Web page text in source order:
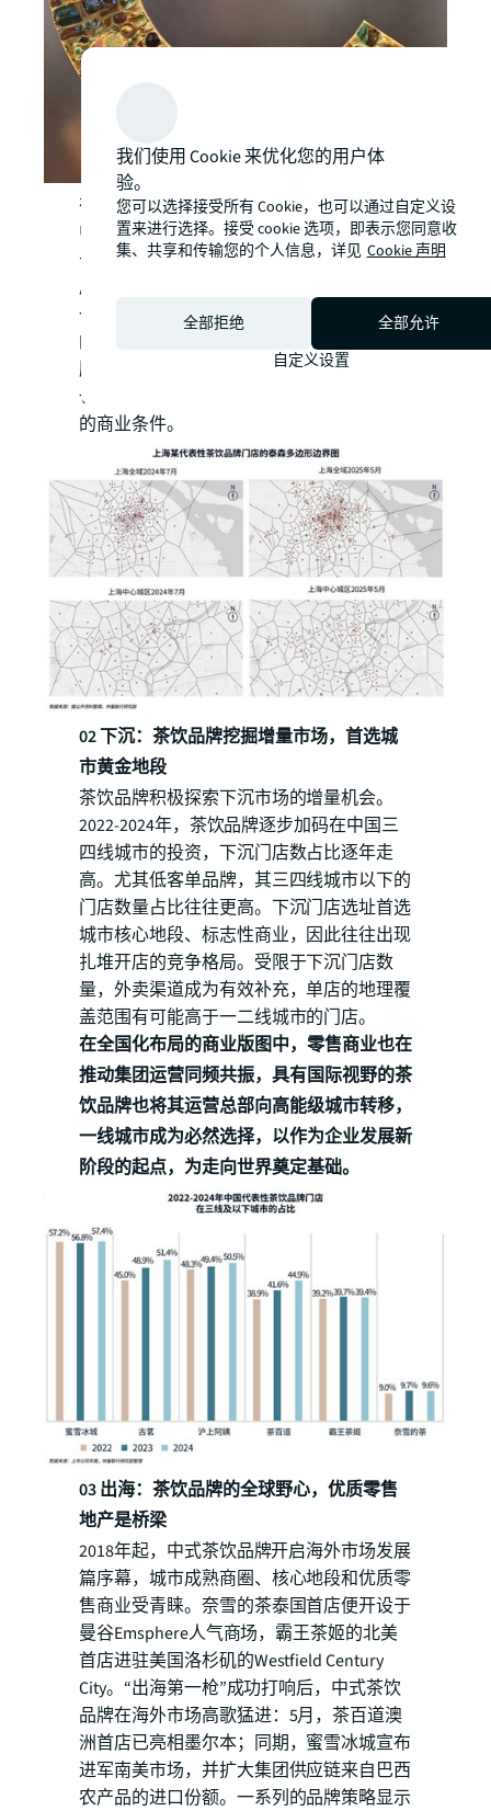
在零售物业选择上，高客单品牌仍首选购物
中心。城市首店、旗舰店、形象店普遍开设
于地标级商业体，主打品牌形象展示和社交
属性；外卖级门店则多见于社区商业和品质
一般的载体中。仲量联行观察到，茶饮品牌
的承租能力现阶段并不逊色于大众服饰品
牌，在商业运营方租金承压时，招商端往往
也乐意给予茶饮品牌更理想的铺位和更优惠
的商业条件。
02 下沉：茶饮品牌挖掘增量市场，首选城
市黄金地段
茶饮品牌积极探索下沉市场的增量机会。
2022-2024年，茶饮品牌逐步加码在中国三
四线城市的投资，下沉门店数占比逐年走
高。尤其低客单品牌，其三四线城市以下的
门店数量占比往往更高。下沉门店选址首选
城市核心地段、标志性商业，因此往往出现
扎堆开店的竞争格局。受限于下沉门店数
量，外卖渠道成为有效补充，单店的地理覆
盖范围有可能高于一二线城市的门店。
在全国化布局的商业版图中，零售商业也在
推动集团运营同频共振，具有国际视野的茶
饮品牌也将其运营总部向高能级城市转移，
一线城市成为必然选择，以作为企业发展新
阶段的起点，为走向世界奠定基础。
03 出海：茶饮品牌的全球野心，优质零售
地产是桥梁
2018年起，中式茶饮品牌开启海外市场发展
篇序幕，城市成熟商圈、核心地段和优质零
售商业受青睐。奈雪的茶泰国首店便开设于
曼谷Emsphere人气商场，霸王茶姬的北美
首店进驻美国洛杉矶的Westfield Century
City。“出海第一枪”成功打响后，中式茶饮
品牌在海外市场高歌猛进：5月，茶百道澳
洲首店已亮相墨尔本；同期，蜜雪冰城宣布
进军南美市场，并扩大集团供应链来自巴西
农产品的进口份额。一系列的品牌策略显示
我们使用 Cookie 来优化您的用户体
验。
您可以选择接受所有 Cookie，也可以通过自定义设
置来进行选择。接受 cookie 选项，即表示您同意收
集、共享和传输您的个人信息，详见 Cookie 声明
全部拒绝
全部允许
自定义设置